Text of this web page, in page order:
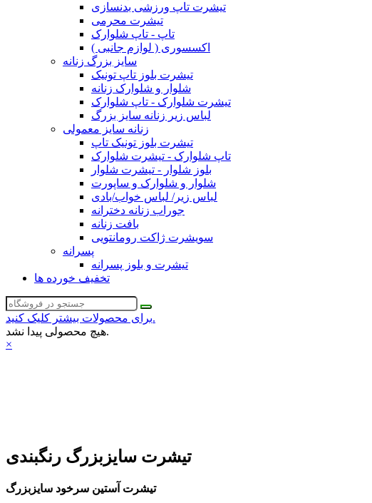
تیشرت تاپ ورزشی بدنسازی
تیشرت محرمی
تاپ - تاپ شلوارک
اکسسوری ( لوازم جانبی )
سایز بزرگ زنانه
تیشرت بلوز تاپ تونیک
شلوار و شلوارک زنانه
تیشرت شلوارک - تاپ شلوارک
لباس زیر زنانه سایز بزرگ
زنانه سایز معمولی
تیشرت بلوز تونیک تاپ
تاپ شلوارک - تیشرت شلوارک
بلوز شلوار - تیشرت شلوار
شلوار و شلوارک و ساپورت
لباس زیر/ لباس خواب/بادی
جوراب زنانه دخترانه
بافت زنانه
سویشرت ژاکت رومانتویی
پسرانه
تیشرت و بلوز پسرانه
تخفیف خورده ها
برای محصولات بیشتر کلیک کنید.
هیچ محصولی پیدا نشد.
×
تیشرت سایزبزرگ رنگبندی
تیشرت آستین سرخود سایزبزرگ